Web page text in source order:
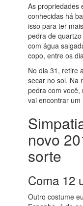
As propriedades
conhecidas há
isso para ter
pedra de
com água
copo, entre os
No dia 31, retire
secar no sol. Na
pedra com você,
vai encontrar
novo
sorte
Coma 12
Outro costume